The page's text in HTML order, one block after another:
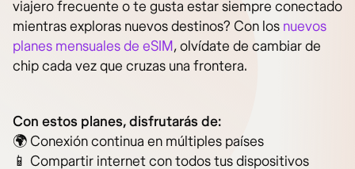
viajero frecuente o te gusta estar siempre conectado
mientras exploras nuevos destinos? Con los nuevos
planes mensuales de eSIM, olvídate de cambiar de
chip cada vez que cruzas una frontera.
Con estos planes, disfrutarás de:
🌍 Conexión continua en múltiples países
📱 Compartir internet con todos tus dispositivos